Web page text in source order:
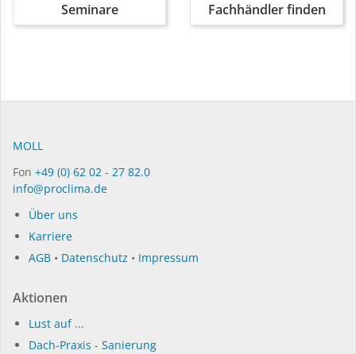
Seminare Fachhändler finden
MOLL
Fon +49 (0) 62 02 - 27 82.0
info@proclima.de
Über uns
Karriere
AGB • Datenschutz • Impressum
Aktionen
Lust auf ...
Dach-Praxis - Sanierung